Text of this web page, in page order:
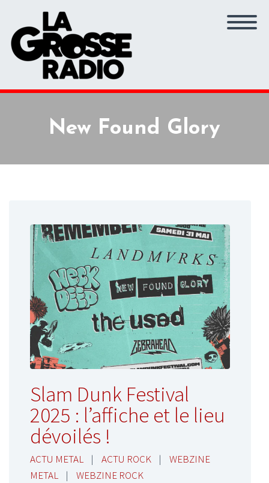
New Found Glory
Slam Dunk Festival
2025 : l’affiche et le lieu
dévoilés !
ACTU METAL | ACTU ROCK |
WEBZINE
METAL
| WEBZINE ROCK